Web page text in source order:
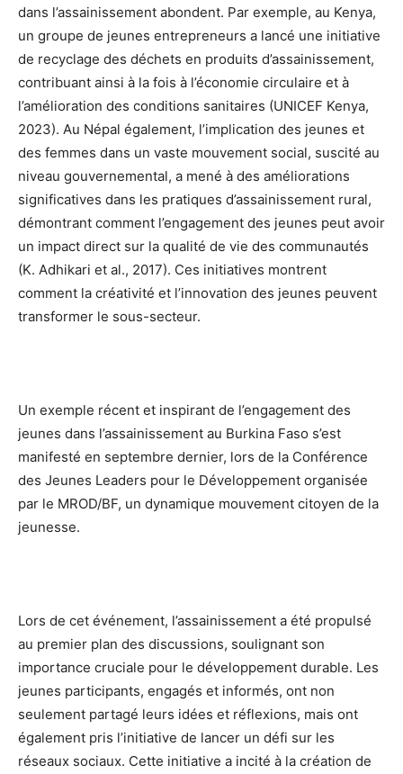
dans l’assainissement abondent. Par exemple, au Kenya,
un groupe de jeunes entrepreneurs a lancé une initiative
de recyclage des déchets en produits d’assainissement,
contribuant ainsi à la fois à l’économie circulaire et à
l’amélioration des conditions sanitaires (UNICEF Kenya,
2023). Au Népal également, l’implication des jeunes et
des femmes dans un vaste mouvement social, suscité au
niveau gouvernemental, a mené à des améliorations
significatives dans les pratiques d’assainissement rural,
démontrant comment l’engagement des jeunes peut avoir
un impact direct sur la qualité de vie des communautés
(K. Adhikari et al., 2017). Ces initiatives montrent
comment la créativité et l’innovation des jeunes peuvent
transformer le sous-secteur.
Un exemple récent et inspirant de l’engagement des
jeunes dans l’assainissement au Burkina Faso s’est
manifesté en septembre dernier, lors de la Conférence
des Jeunes Leaders pour le Développement organisée
par le MROD/BF, un dynamique mouvement citoyen de la
jeunesse.
Lors de cet événement, l’assainissement a été propulsé
au premier plan des discussions, soulignant son
importance cruciale pour le développement durable. Les
jeunes participants, engagés et informés, ont non
seulement partagé leurs idées et réflexions, mais ont
également pris l’initiative de lancer un défi sur les
réseaux sociaux. Cette initiative a incité à la création de